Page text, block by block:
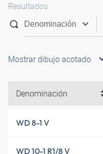
Resultados
Mostrar dibujo acotado
Denominación
WD 8-1 V
WD 10-1 R1/8 V